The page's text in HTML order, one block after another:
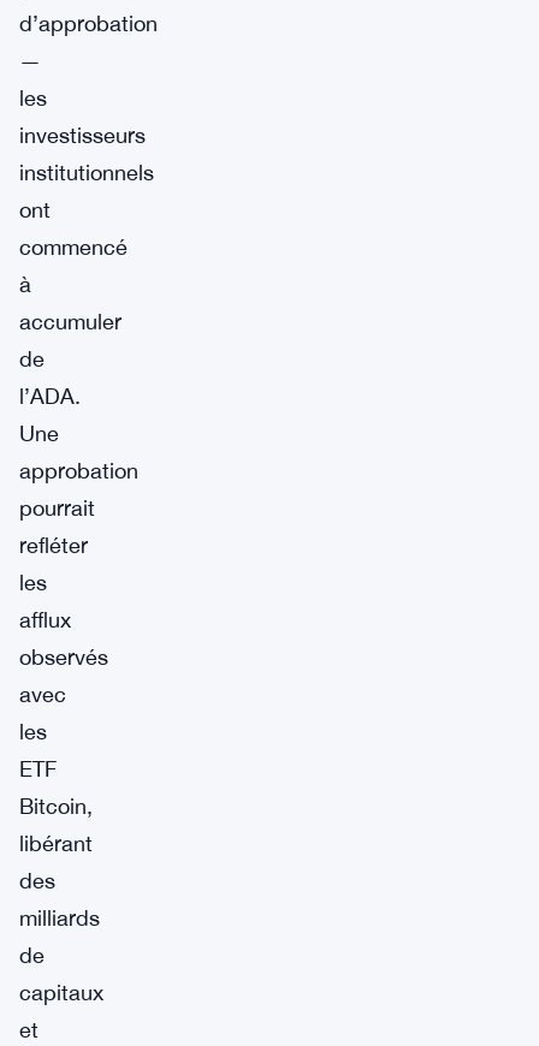
d’approbation
—
les
investisseurs
institutionnels
ont
commencé
à
accumuler
de
l’ADA.
Une
approbation
pourrait
refléter
les
afflux
observés
avec
les
ETF
Bitcoin,
libérant
des
milliards
de
capitaux
et